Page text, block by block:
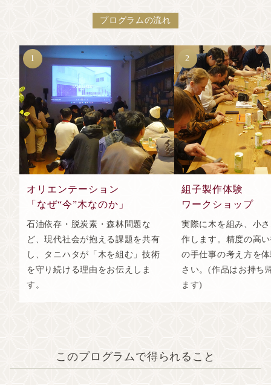
プログラムの流れ
オリエンテーション
「なぜ“今”木なのか」
石油依存・脱炭素・森林問題な
ど、現代社会が抱える課題を共有
し、タニハタが「木を組む」技術
を守り続ける理由をお伝えしま
す。
組子製作体験
ワークショップ
実際に木を組み、小
作します。精度の高
の手仕事の考え方を
さい。(作品はお持ち
ます)
このプログラムで得られること